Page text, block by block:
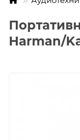
Harman/